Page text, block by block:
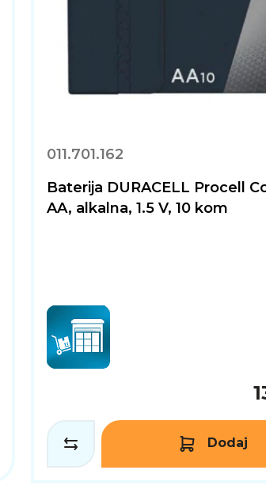
011.701.162
Baterija DURACELL Procell
AA, alkalna, 1.5 V, 10 kom
Dodaj